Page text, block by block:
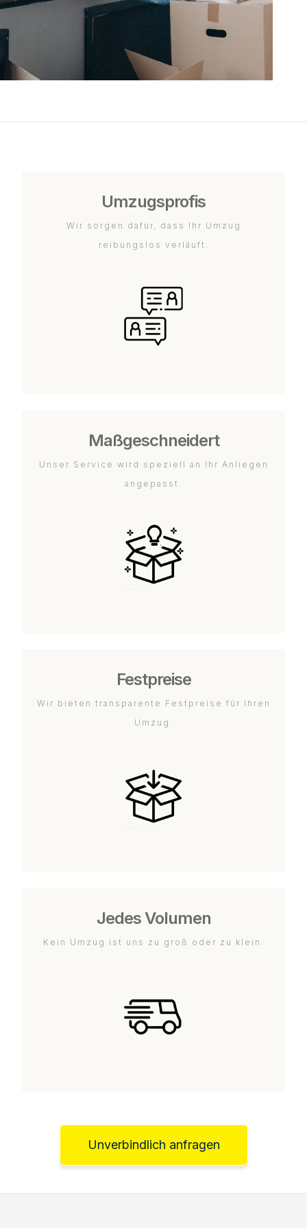
Umzugsprofis
Wir sorgen dafür, dass Ihr Umzug
reibungslos verläuft.
Maßgeschneidert
Unser Service wird speziell an Ihr Anliegen
angepasst.
Festpreise
Wir bieten transparente Festpreise für Ihren
Umzug.
Jedes Volumen
Kein Umzug ist uns zu groß oder zu klein.
Unverbindlich anfragen